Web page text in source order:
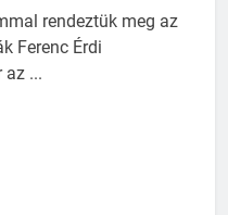
rendeztük meg az
Ferenc Érdi
az ...